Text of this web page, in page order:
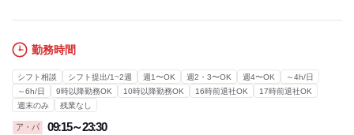
勤務時間
シフト相談 シフト提出/1~2週 週1〜OK 週2・3〜OK 週4〜OK
～4h/日
～6h/日
9時以降勤務OK 10時以降勤務OK 16時前退社OK
17時前退社OK
週末のみ
残業なし
ア・パ 09:15～23:30